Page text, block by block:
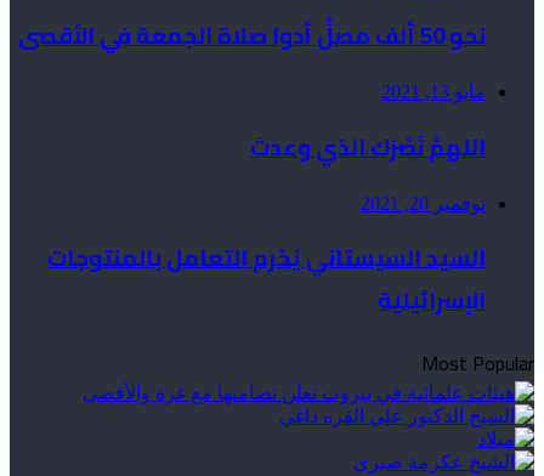
نحو 50 ألف مصلٍّ أدوا صلاة الجمعة في الأقصى
مايو 13, 2021
اللهمَّ نَصْرَك الذي وعدتَ
نوفمبر 20, 2021
السيد السيستاني يُحّرم التعامل بالمنتوجات
الإسرائيلية
Most Popular